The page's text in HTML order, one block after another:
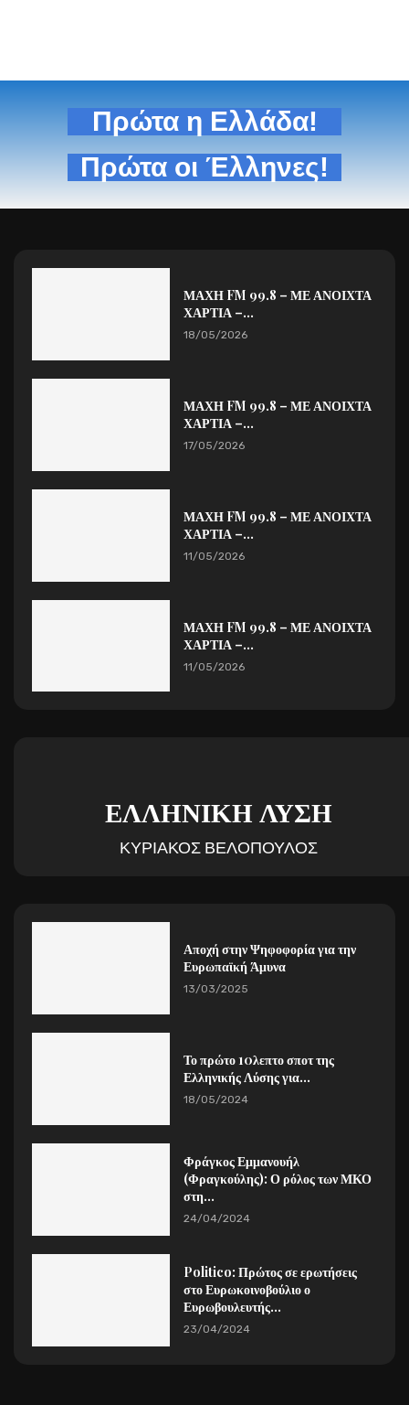
Πρώτα η Ελλάδα!
Πρώτα οι Έλληνες!
ΜΑΧΗ FM 99.8 – ΜΕ ΑΝΟΙΧΤΑ
ΧΑΡΤΙΑ –...
18/05/2026
ΜΑΧΗ FM 99.8 – ΜΕ ΑΝΟΙΧΤΑ
ΧΑΡΤΙΑ –...
17/05/2026
ΜΑΧΗ FM 99.8 – ΜΕ ΑΝΟΙΧΤΑ
ΧΑΡΤΙΑ –...
11/05/2026
ΜΑΧΗ FM 99.8 – ΜΕ ΑΝΟΙΧΤΑ
ΧΑΡΤΙΑ –...
11/05/2026
ΕΛΛΗΝΙΚΗ ΛΥΣΗ
ΚΥΡΙΑΚΟΣ ΒΕΛΟΠΟΥΛΟΣ
Αποχή στην Ψηφοφορία για την
Ευρωπαϊκή Άμυνα
13/03/2025
Το πρώτο 10λεπτο σποτ της
Ελληνικής Λύσης για...
18/05/2024
Φράγκος Εμμανουήλ
(Φραγκούλης): Ο ρόλος των ΜΚΟ
στη...
24/04/2024
Politico: Πρώτος σε ερωτήσεις
στο Ευρωκοινοβούλιο ο
Ευρωβουλευτής...
23/04/2024